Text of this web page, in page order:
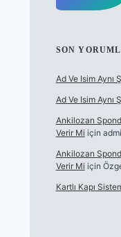
SON
Ad Ve Isim Aynı
Ad Ve Isim Aynı
Ankilozan
Verir Mi için
Ankilozan
Verir Mi için
Kartlı Kapı